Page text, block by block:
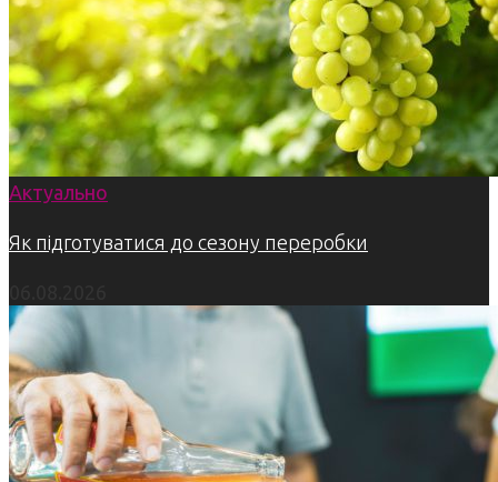
Актуально
Як підготуватися до сезону переробки